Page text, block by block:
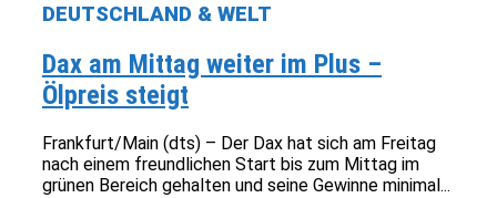
DEUTSCHLAND & WELT
Dax am Mittag weiter im Plus –
Ölpreis steigt
Frankfurt/Main (dts) – Der Dax hat sich am Freitag
nach einem freundlichen Start bis zum Mittag im
grünen Bereich gehalten und seine Gewinne minimal...